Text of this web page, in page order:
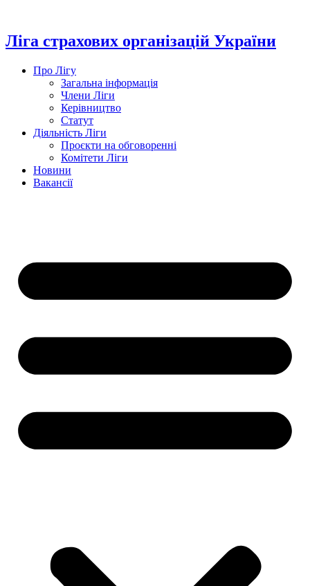
вмісту
Ліга страхових організацій України
Про Лігу
Загальна інформація
Члени Ліги
Керівництво
Статут
Діяльність Ліги
Проєкти на обговоренні
Комітети Ліги
Новини
Вакансії